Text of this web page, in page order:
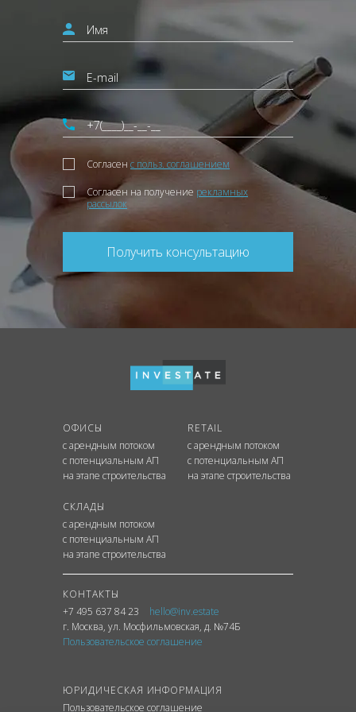
Согласен с польз. соглашением
Согласен на получение рекламных
рассылок
Получить консультацию
ОФИСЫ
с арендным потоком
с потенциальным АП
на этапе строительства
RETAIL
с арендным потоком
с потенциальным АП
на этапе строительства
СКЛАДЫ
с арендным потоком
с потенциальным АП
на этапе строительства
КОНТАКТЫ
+7 495 637 84 23
hello@inv.estate
г. Москва, ул. Мосфильмовская, д. №74Б
Пользовательское соглашение
ЮРИДИЧЕСКАЯ ИНФОРМАЦИЯ
Пользовательское соглашение